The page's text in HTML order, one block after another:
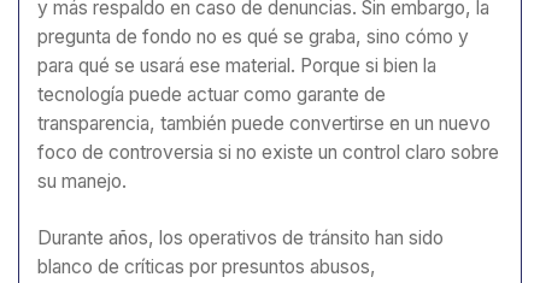
y más respaldo en caso de denuncias. Sin embargo, la
pregunta de fondo no es qué se graba, sino cómo y
para qué se usará ese material. Porque si bien la
tecnología puede actuar como garante de
transparencia, también puede convertirse en un nuevo
foco de controversia si no existe un control claro sobre
su manejo.
Durante años, los operativos de tránsito han sido
blanco de críticas por presuntos abusos,